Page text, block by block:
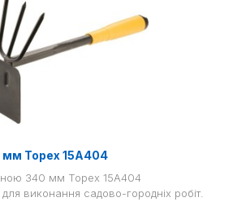
Topex 15A404
340 мм Topex 15A404
виконання садово-городніх робіт.